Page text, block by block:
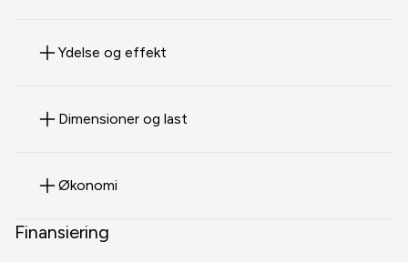
RENTE PÅ 3.99 %
FÅ ET GRATIS FORSIKRINGSTJEK IGENNEM
TYTTESAUTO 📞 30 800 300
⭐️ HIGHLIGHTS ⭐️
Ydelse og effekt
Dimensioner og last
Økonomi
Finansiering